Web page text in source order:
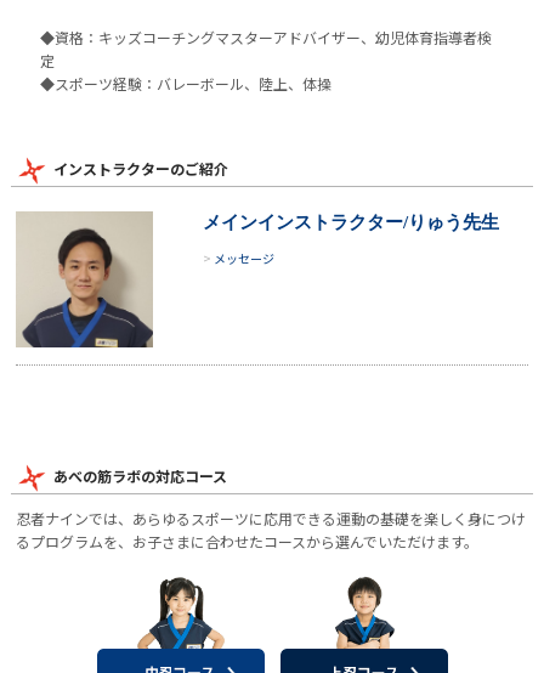
◆資格：キッズコーチングマスターアドバイザー、幼児体育指導者検
定
◆スポーツ経験：バレーボール、陸上、体操
インストラクターのご紹介
メインインストラクター/りゅう先生
メッセージ
あべの筋ラボの対応コース
忍者ナインでは、あらゆるスポーツに応用できる運動の基礎を楽しく身につけ
るプログラムを、お子さまに合わせたコースから選んでいただけます。